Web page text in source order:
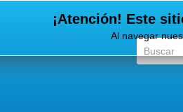
¡Atención! Este
Al navegar